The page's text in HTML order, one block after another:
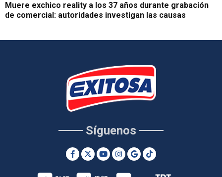
Muere exchico reality a los 37 años durante grabación
de comercial: autoridades investigan las causas
Síguenos